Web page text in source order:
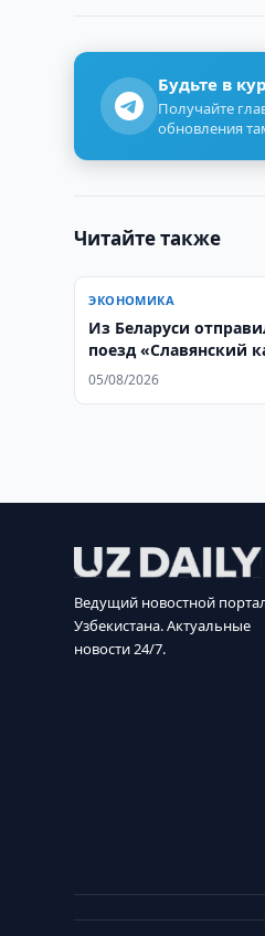
Будьте в
Получайте
обновления
Читайте также
ЭКОНОМИКА
Из Беларуси
поезд «Славянский
Узбекистан
05/08/2026
Ведущий новостной
Узбекистана. Актуальные
новости 24/7.